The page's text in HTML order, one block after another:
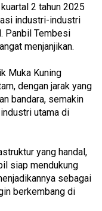
2 tahun 2025
industri-industri
Panbil Tembesi
menjanjikan.
Muka Kuning
dengan jarak yang
bandara, semakin
utama di
yang handal,
siap mendukung
sebagai
berkembang di